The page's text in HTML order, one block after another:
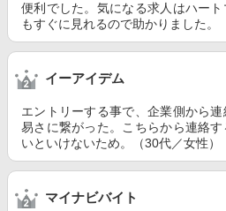
便利でした。気になる求人はハー
もすぐに見れるので助かりました。
イーアイデム
エントリーする事で、企業側から
易さに繋がった。こちらから連絡
いといけないため。（30代／女性）
マイナビバイト